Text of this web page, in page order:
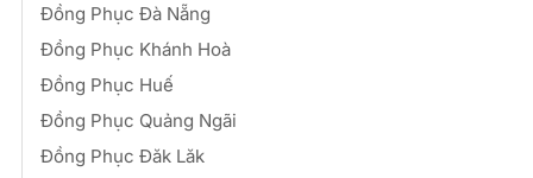
Đồng Phục Đà Nẵng
Đồng Phục Khánh Hoà
Đồng Phục Huế
Đồng Phục Quảng Ngãi
Đồng Phục Đăk Lăk